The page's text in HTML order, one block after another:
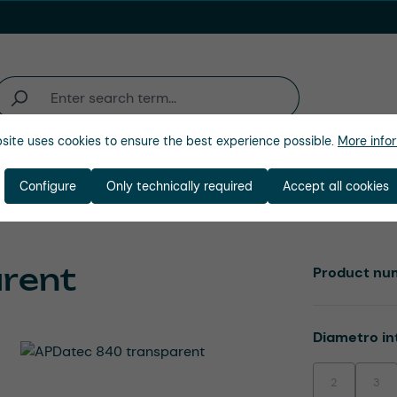
Select
Diametro
2(This option is
3
Product
uses cookies to ensure the best experience possible. More
Only technically required
Configure Accept all cookies